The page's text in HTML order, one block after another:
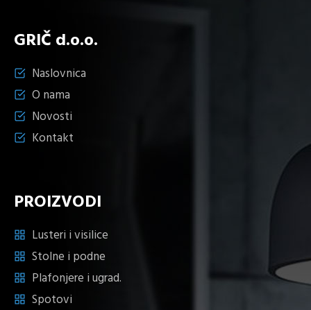
GRIČ d.o.o.
Naslovnica
O nama
Novosti
Kontakt
PROIZVODI
Lusteri i visilice
Stolne i podne
Plafonjere i ugrad.
Spotovi